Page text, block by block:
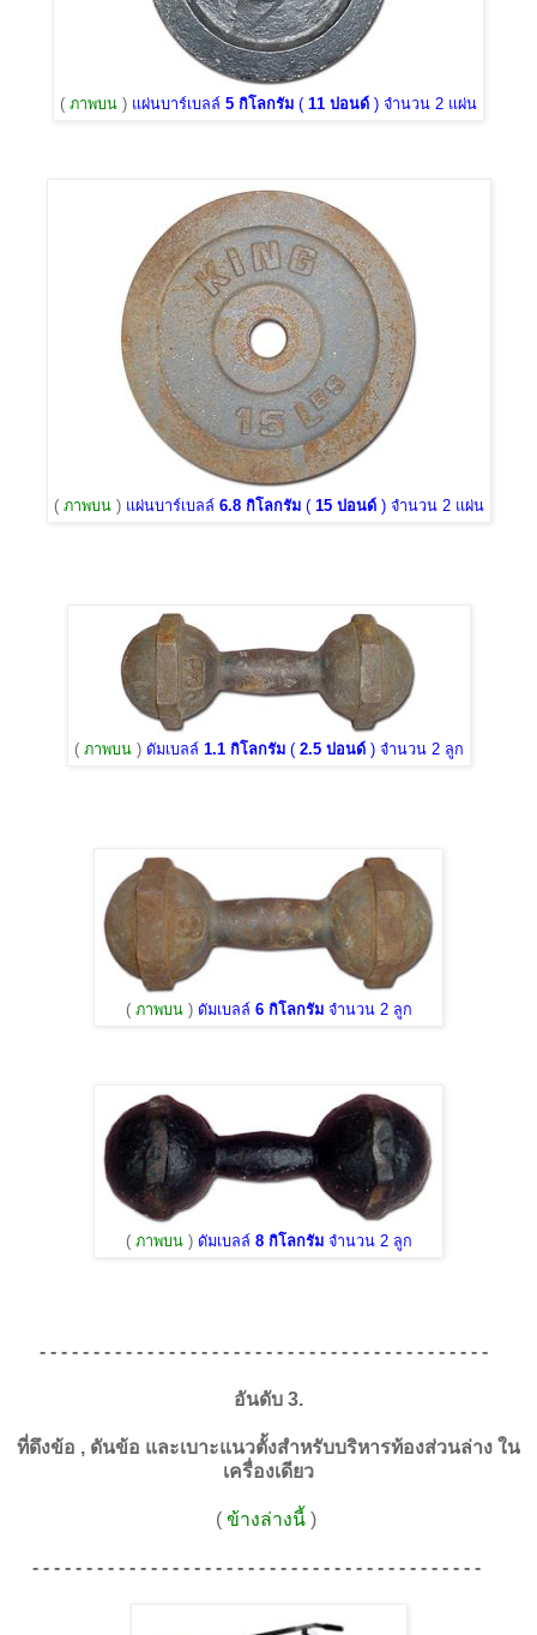
( ภาพบน ) แผ่นบาร์เบลล์ 5 กิโลกรัม ( 11 ปอนด์ ) จำนวน 2 แผ่น
( ภาพบน)แผ่นบาร์เบลล์ 6.8 กิโลกรัม( 15 ปอนด์) จำนวน 2 แผ่น
( ภาพบน)ดัมเบลล์ 1.1 กิโลกรัม( 2.5 ปอนด์) จำนวน 2 ลูก
( ภาพบน)ดัมเบลล์ 6 กิโลกรัมจำนวน 2 ลูก
( ภาพบน)ดัมเบลล์ 8 กิโลกรัมจำนวน 2 ลูก
- - - - - - - - - - - - - - - - - - - - - - - - - - - - - - - - - - - - - - - - - -
อันดับ 3.
ที่ดึงข้อ , ดันข้อ และเบาะแนวตั้งสำหรับบริหารท้องส่วนล่าง ใน
เครื่องเดียว
( ข้างล่างนี้ )
- - - - - - - - - - - - - - - - - - - - - - - - - - - - - - - - - - - - - - - - - -